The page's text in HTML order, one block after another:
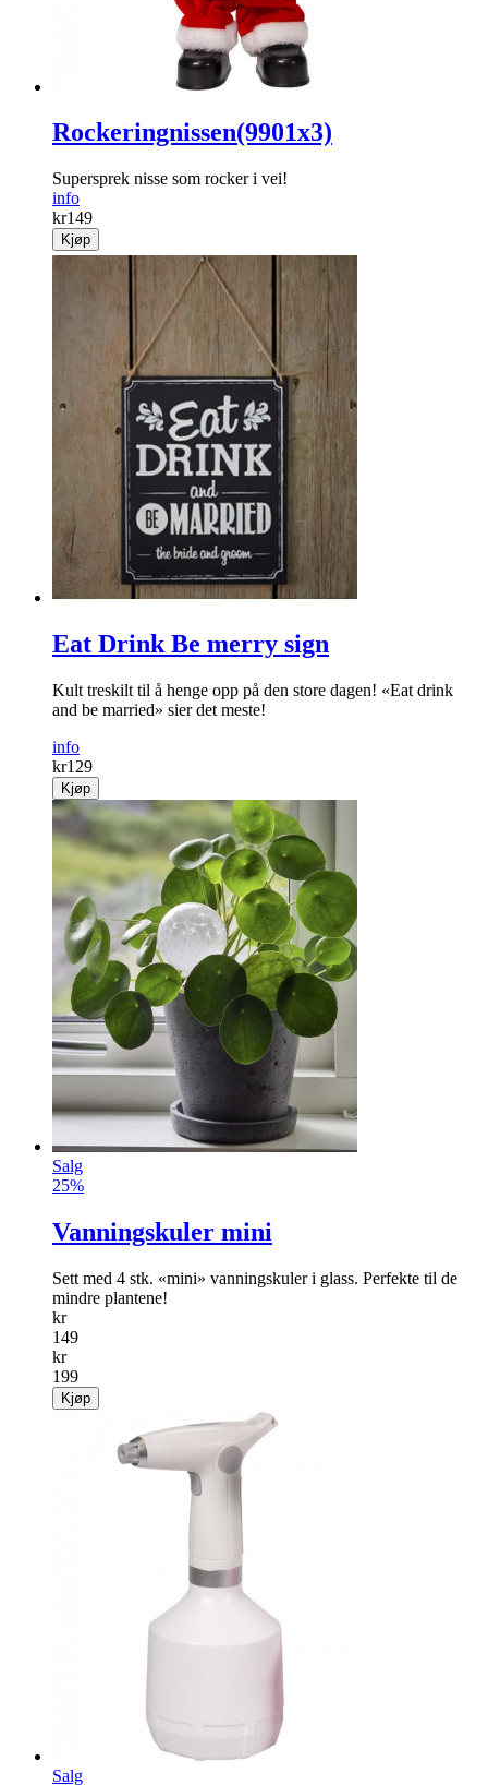
Rockeringnissen(9901x3)
Supersprek nisse som rocker i vei!
info
kr149
Kjøp
Eat Drink Be merry sign
Kult treskilt til å henge opp på den store dagen! «Eat drink
and be married» sier det meste!
info
kr129
Kjøp
Salg
25%
Vanningskuler mini
Sett med 4 stk. «mini» vanningskuler i glass. Perfekte til de
mindre plantene!
kr
149
kr
199
Kjøp
Salg